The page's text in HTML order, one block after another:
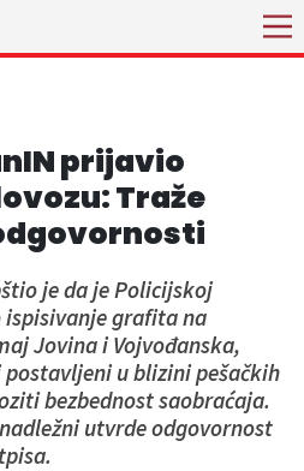
prijavio
Traže
je da je Policijskoj
grafita na
Jovina i Vojvođanska,
u blizini pešačkih
bezbednost saobraćaja.
utvrde odgovornost